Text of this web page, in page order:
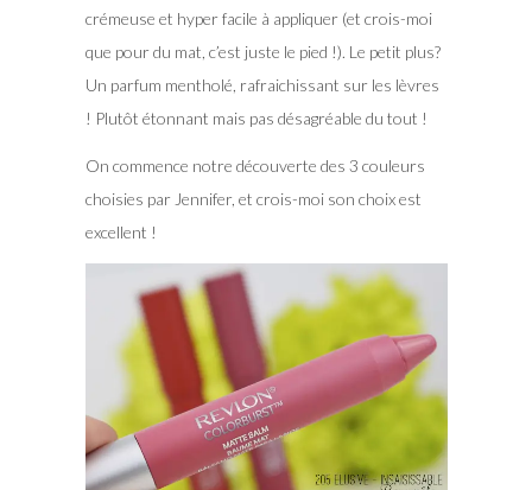
crémeuse et hyper facile à appliquer (et crois-moi
que pour du mat, c’est juste le pied !). Le petit plus?
Un parfum mentholé, rafraichissant sur les lèvres
! Plutôt étonnant mais pas désagréable du tout !
On commence notre découverte des 3 couleurs
choisies par Jennifer, et crois-moi son choix est
excellent !